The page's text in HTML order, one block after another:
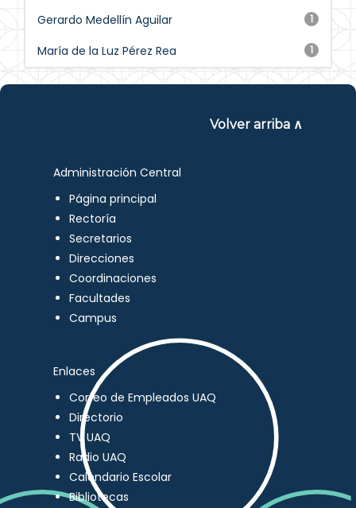
1
Gerardo Medellín Aguilar
1
María de la Luz Pérez Rea
Volver arriba ∧
Administración Central
Página principal
Rectoría
Secretarios
Direcciones
Coordinaciones
Facultades
Campus
Enlaces
Correo de Empleados UAQ
Directorio
TV UAQ
Radio UAQ
Calendario Escolar
Bibliotecas